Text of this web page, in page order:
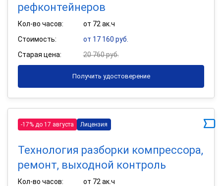
рефконтейнеров
Кол-во часов:
от 72 ак.ч
Стоимость:
от 17 160 руб.
Старая цена:
20 760 руб.
Получить удостоверение
-17% до 17 августа Лицензия
Технология разборки компрессора,
ремонт, выходной контроль
Кол-во часов:
от 72 ак.ч